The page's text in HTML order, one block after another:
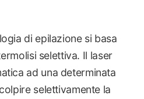
di epilazione si basa
selettiva. Il laser
ad una determinata
selettivamente la